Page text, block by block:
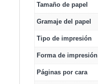
Tamaño de papel
Gramaje del papel
Tipo de impresión
Forma de impresión
Páginas por cara